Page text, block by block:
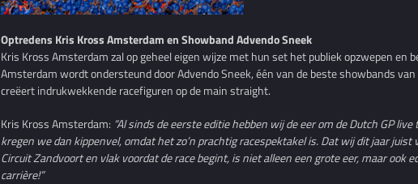
Optredens Kris Kross Amsterdam en Showband Advendo Sneek
Kris Kross Amsterdam zal op geheel eigen wijze met hun set het publiek opzwepen en
Amsterdam wordt ondersteund door Advendo Sneek, één van de beste showbands
creëert indrukwekkende racefiguren op de main straight.
Kris Kross Amsterdam: “Al sinds de eerste editie hebben wij de eer om de Dutch GP
kregen we dan kippenvel, omdat het zo’n prachtig racespektakel is. Dat wij dit jaar
Circuit Zandvoort en vlak voordat de race begint, is niet alleen een grote eer, maar ook
carrière!”